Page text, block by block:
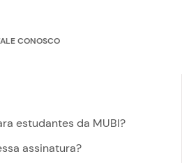
CONOSCO
estudantes da MUBI?
assinatura?